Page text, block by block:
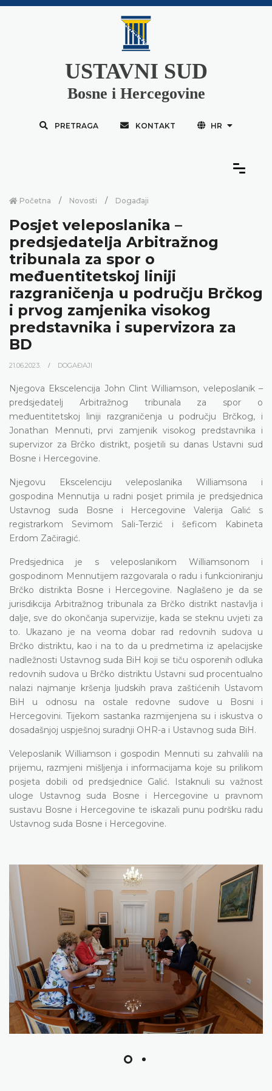
USTAVNI SUD
Bosne i Hercegovine
PRETRAGA KONTAKT HR
Početna Novosti Događaji
Posjet veleposlanika –
predsjedatelja Arbitražnog
tribunala za spor o
međuentitetskoj liniji
razgraničenja u području Brčkog
i prvog zamjenika visokog
predstavnika i supervizora za
BD
21.06.2023. DOGAĐAJI
Njegova Ekscelencija John Clint Williamson, veleposlanik –
predsjedatelj Arbitražnog tribunala za spor o
međuentitetskoj liniji razgraničenja u području Brčkog, i
Jonathan Mennuti, prvi zamjenik visokog predstavnika i
supervizor za Brčko distrikt, posjetili su danas Ustavni sud
Bosne i Hercegovine.
Njegovu Ekscelenciju veleposlanika Williamsona i
gospodina Mennutija u radni posjet primila je predsjednica
Ustavnog suda Bosne i Hercegovine Valerija Galić s
registrarkom Sevimom Sali-Terzić i šeficom Kabineta
Erdom Začiragić.
Predsjednica je s veleposlanikom Williamsonom i
gospodinom Mennutijem razgovarala o radu i funkcioniranju
Brčko distrikta Bosne i Hercegovine. Naglašeno je da se
jurisdikcija Arbitražnog tribunala za Brčko distrikt nastavlja i
dalje, sve do okončanja supervizije, kada se steknu uvjeti za
to. Ukazano je na veoma dobar rad redovnih sudova u
Brčko distriktu, kao i na to da u predmetima iz apelacijske
nadležnosti Ustavnog suda BiH koji se tiču osporenih odluka
redovnih sudova u Brčko distriktu Ustavni sud procentualno
nalazi najmanje kršenja ljudskih prava zaštićenih Ustavom
BiH u odnosu na ostale redovne sudove u Bosni i
Hercegovini. Tijekom sastanka razmijenjena su i iskustva o
dosadašnjoj uspješnoj suradnji OHR-a i Ustavnog suda BiH.
Veleposlanik Williamson i gospodin Mennuti su zahvalili na
prijemu, razmjeni mišljenja i informacijama koje su prilikom
posjeta dobili od predsjednice Galić. Istaknuli su važnost
uloge Ustavnog suda Bosne i Hercegovine u pravnom
sustavu Bosne i Hercegovine te iskazali punu podršku radu
Ustavnog suda Bosne i Hercegovine.